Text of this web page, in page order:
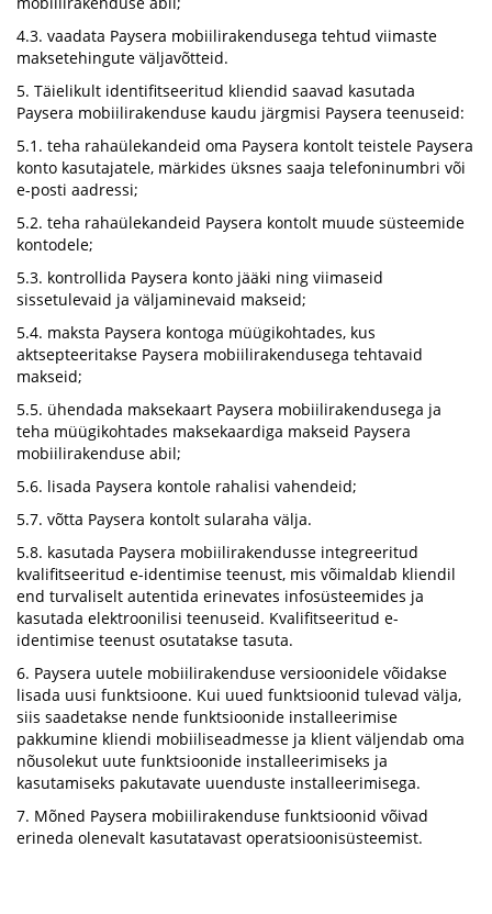
4.3. vaadata Paysera mobiilirakendusega tehtud viimaste
maksetehingute väljavõtteid.
5. Täielikult identifitseeritud kliendid saavad kasutada
Paysera mobiilirakenduse kaudu järgmisi Paysera teenuseid:
5.1. teha rahaülekandeid oma Paysera kontolt teistele Paysera
konto kasutajatele, märkides üksnes saaja telefoninumbri või
e-posti aadressi;
5.2. teha rahaülekandeid Paysera kontolt muude süsteemide
kontodele;
5.3. kontrollida Paysera konto jääki ning viimaseid
sissetulevaid ja väljaminevaid makseid;
5.4. maksta Paysera kontoga müügikohtades, kus
aktsepteeritakse Paysera mobiilirakendusega tehtavaid
makseid;
5.5. ühendada maksekaart Paysera mobiilirakendusega ja
teha müügikohtades maksekaardiga makseid Paysera
mobiilirakenduse abil;
5.6. lisada Paysera kontole rahalisi vahendeid;
5.7. võtta Paysera kontolt sularaha välja.
5.8. kasutada Paysera mobiilirakendusse integreeritud
kvalifitseeritud e-identimise teenust, mis võimaldab kliendil
end turvaliselt autentida erinevates infosüsteemides ja
kasutada elektroonilisi teenuseid. Kvalifitseeritud e-
identimise teenust osutatakse tasuta.
6. Paysera uutele mobiilirakenduse versioonidele võidakse
lisada uusi funktsioone. Kui uued funktsioonid tulevad välja,
siis saadetakse nende funktsioonide installeerimise
pakkumine kliendi mobiiliseadmesse ja klient väljendab oma
nõusolekut uute funktsioonide installeerimiseks ja
kasutamiseks pakutavate uuenduste installeerimisega.
7. Mõned Paysera mobiilirakenduse funktsioonid võivad
erineda olenevalt kasutatavast operatsioonisüsteemist.